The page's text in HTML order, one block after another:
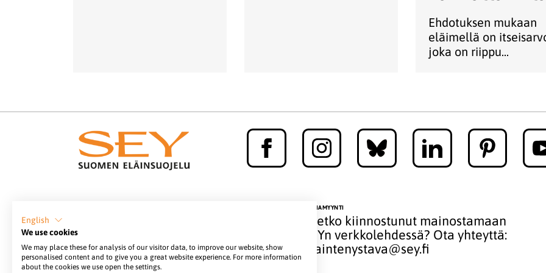
Ehdotuksen mukaan
eläimellä on
joka on riippu...
Lintulahdenkatu 10,
00500 Helsinki
p. 0207 528 420 /
MEDIAMYYNTI
Oletko kiinnostunut mainostamaan
SEYn verkkolehdessä? Ota yhteyttä:
elaintenystava@sey.fi
English
We use cookies
We may place these for analysis of our visitor data, to improve our website, show
personalised content and to give you a great website experience. For more information
about the cookies we use open the settings.